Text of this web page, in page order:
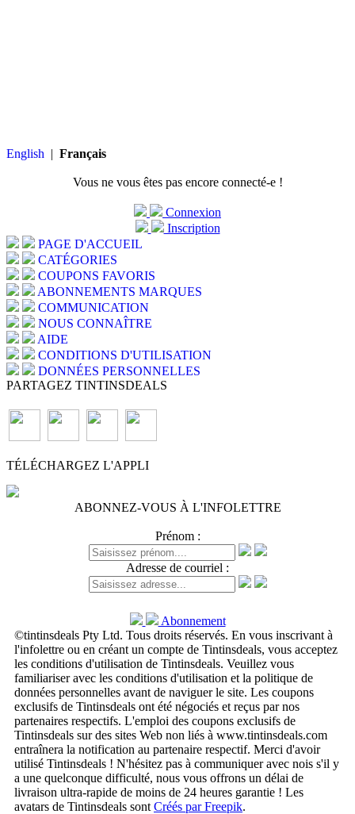
English | Français
Vous ne vous êtes pas encore connecté-e !
Connexion
Inscription
PAGE D'ACCUEIL
CATÉGORIES
COUPONS FAVORIS
ABONNEMENTS MARQUES
COMMUNICATION
NOUS CONNAÎTRE
AIDE
CONDITIONS D'UTILISATION
DONNÉES PERSONNELLES
PARTAGEZ TINTINSDEALS
TÉLÉCHARGEZ L'APPLI
ABONNEZ-VOUS À L'INFOLETTRE
Prénom :
Adresse de courriel :
Abonnement
©tintinsdeals Pty Ltd. Tous droits réservés. En vous inscrivant à
l'infolettre ou en créant un compte de Tintinsdeals, vous acceptez
les conditions d'utilisation de Tintinsdeals. Veuillez vous
familiariser avec les conditions d'utilisation et la politique de
données personnelles avant de naviguer le site. Les coupons
exclusifs de Tintinsdeals ont été négociés et reçus par nos
partenaires respectifs. L'emploi des coupons exclusifs de
Tintinsdeals sur des sites Web non liés à www.tintinsdeals.com
entraînera la notification au partenaire respectif. Merci d'avoir
utilisé Tintinsdeals ! N'hésitez pas à communiquer avec nois s'il y
a une quelconque difficulté, nous vous offrons un délai de
livraison ultra-rapide de moins de 24 heures garantie ! Les
avatars de Tintinsdeals sont Créés par Freepik.